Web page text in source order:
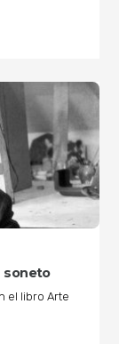
soneto
el libro Arte